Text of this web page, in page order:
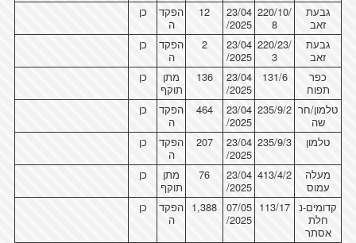
גבעת
זאב
220/10/
8
23/04
/2025
12
הפקד
ה
כן
גבעת
זאב
220/23/
3
23/04
/2025
2
הפקד
ה
כן
כפר
תפוח
131/6
23/04
/2025
136
מתן
תוקף
כן
טלמון/חר
שה
235/9/2
23/04
/2025
464
הפקד
ה
כן
טלמון 235/9/3
23/04
/2025
207
הפקד
ה
כן
מעלה
עמוס
413/4/2
23/04
/2025
76
מתן
תוקף
כן
קדומים-נ
חלת
אסתר
113/17
07/05
/2025
1,388 הפקד
ה
כן